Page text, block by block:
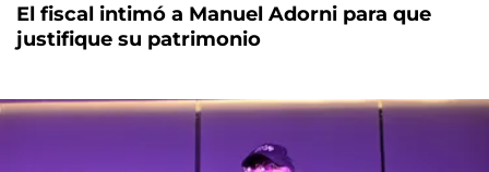
El fiscal intimó a Manuel Adorni para que
justifique su patrimonio